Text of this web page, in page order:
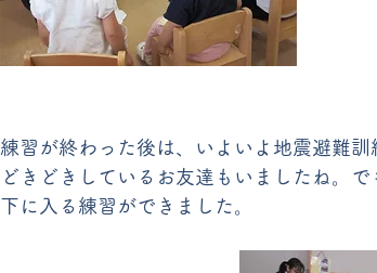
練習が終わった後は、いよいよ地震避難訓
どきどきしているお友達もいましたね。
下に入る練習ができました。